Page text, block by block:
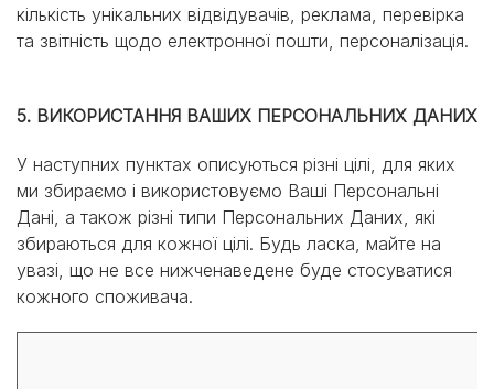
кількість унікальних відвідувачів, реклама, перевірка
та звітність щодо електронної пошти, персоналізація.
5. ВИКОРИСТАННЯ ВАШИХ ПЕРСОНАЛЬНИХ ДАНИХ
У наступних пунктах описуються різні цілі, для яких
ми збираємо і використовуємо Ваші Персональні
Дані, а також різні типи Персональних Даних, які
збираються для кожної цілі. Будь ласка, майте на
увазі, що не все нижченаведене буде стосуватися
кожного споживача.